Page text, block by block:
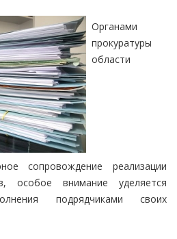
Органами
прокуратуры
области
сопровождение реализации
особое внимание уделяется
подрядчиками своих